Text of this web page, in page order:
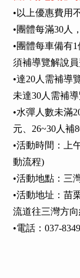
•以上優惠費用
•團體每滿30人
•團體每車備有
須補導覽解說
•達20人需補導
未達30人需補
•水彈人數未滿
元、26~30人補
•活動時間：上
動流程)
•活動地點：三
•活動地址：苗
流道往三灣方向
•電話：037-